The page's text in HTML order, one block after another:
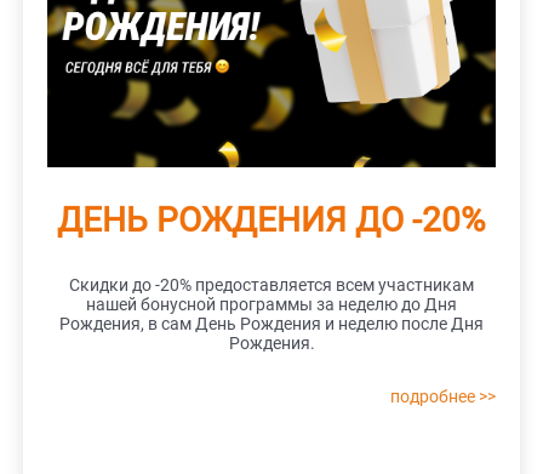
ДЕНЬ РОЖДЕНИЯ ДО -20%
Скидки до -20% предоставляется всем участникам
нашей бонусной программы за неделю до Дня
Рождения, в сам День Рождения и неделю после Дня
Рождения.
подробнее >>